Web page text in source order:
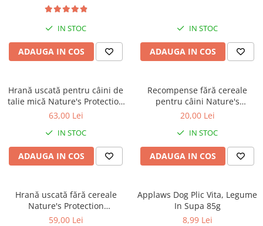
Culcusuri
Custi si Genti de Transport
Diete veterinare
Hainute
Lemne si coarne de cerb sau
Lese, Zgarzi & Hamuri
Perii si Piepteni
Produse Igiena si Ingrijire
Suplimente
& Mini Breeds, Pește Alb,
pentru eliminarea petelor din
IN STOC
ADAUGA IN COS
eliminarea petelor din jurul
IN STOC
ADAUGA IN COS
Hrană uscată pentru câini de
talie mică Nature's Protection
Superior Care White Dogs
Miel, pentru eliminarea
petelor din jurul ochilor, 1.5
kg
63,00 Lei
IN STOC
ADAUGA IN COS
Recompense fără cereale
pentru câini Nature's
Protection Superior Care
Pește Alb, 150g
20,00 Lei
IN STOC
ADAUGA IN COS
Hrană uscată fără cereale
Nature's Protection
Hypoallergenic Somon, pentru
59,00 Lei
Applaws Dog Plic Vita, Legume
In Supa 85g
8,99 Lei